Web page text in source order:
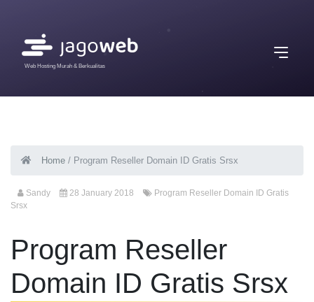
Web Hosting Murah & Berkualitas
Home / Program Reseller Domain ID Gratis Srsx
Sandy 28 January 2018
Program Reseller Domain ID Gratis
Srsx
Program Reseller
Domain ID Gratis Srsx